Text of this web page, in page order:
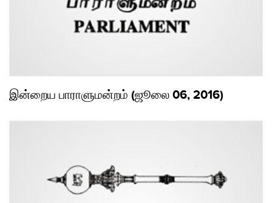
இன்றைய பாராளுமன்றம் (ஜூலை 06, 2016)